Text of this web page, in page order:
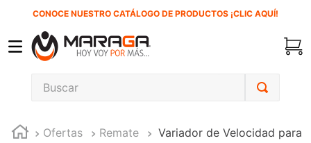
CONOCE NUESTRO CATÁLOGO DE PRODUCTOS ¡CLIC AQUÍ!
Buscar
Ofertas Remate
Variador de Velocidad para
1
inversora